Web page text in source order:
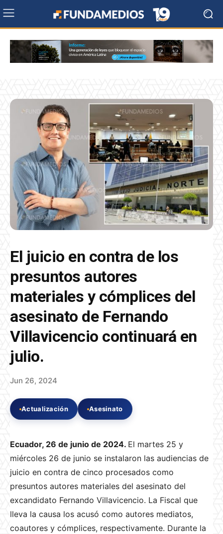
El juicio en contra de los
presuntos autores
materiales y cómplices del
asesinato de Fernando
Villavicencio continuará en
julio.
Jun 26, 2024
Actualización Asesinato
Ecuador, 26 de junio de 2024. El martes 25 y
miércoles 26 de junio se instalaron las audiencias de
juicio en contra de cinco procesados como
presuntos autores materiales del asesinato del
excandidato Fernando Villavicencio. La Fiscal que
lleva la causa los acusó como autores mediatos,
coautores y cómplices, respectivamente. Durante la